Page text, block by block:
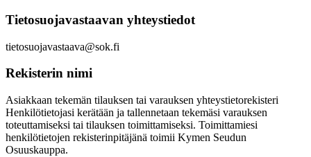
Tietosuojavastaavan yhteystiedot
tietosuojavastaava@sok.fi
Rekisterin nimi
Asiakkaan tekemän tilauksen tai varauksen yhteystietorekisteri
Henkilötietojasi kerätään ja tallennetaan tekemäsi varauksen
toteuttamiseksi tai tilauksen toimittamiseksi. Toimittamiesi
henkilötietojen rekisterinpitäjänä toimii Kymen Seudun
Osuuskauppa.